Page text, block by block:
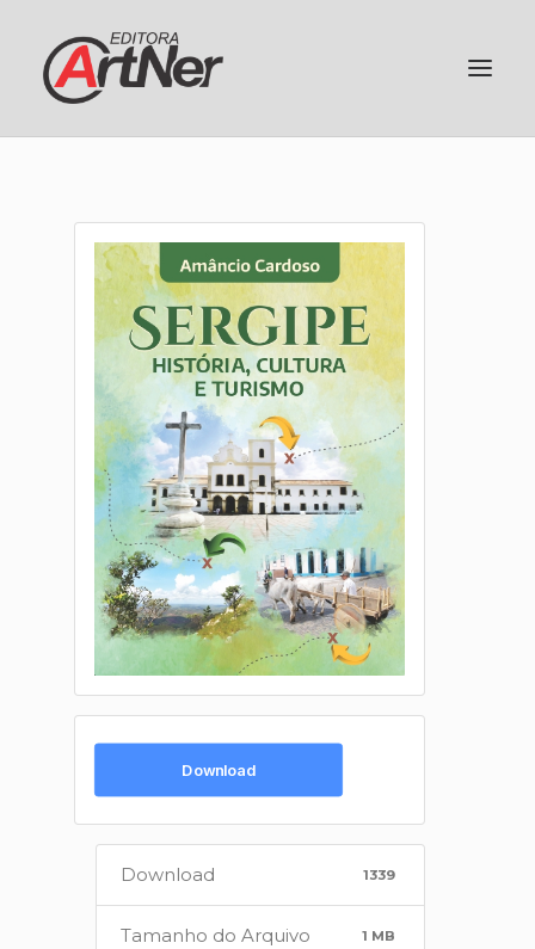
Download
Download 1339
Tamanho do Arquivo 1 MB